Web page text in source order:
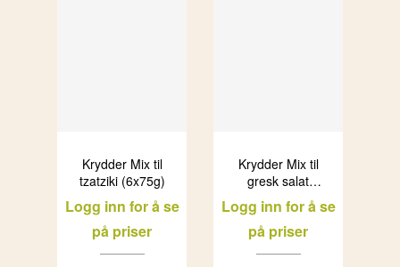
Krydder Mix til
tzatziki (6x75g)
Logg inn for å se
på priser
Krydder Mix til
gresk salat
(10x50g)
Logg inn for å se
på priser